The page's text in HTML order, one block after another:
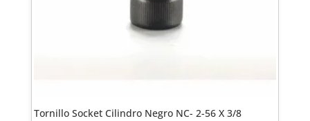
Tornillo Socket Cilindro Negro NC- 2-56 X 3/8